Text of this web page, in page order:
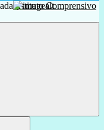
Istituto Comprensivo